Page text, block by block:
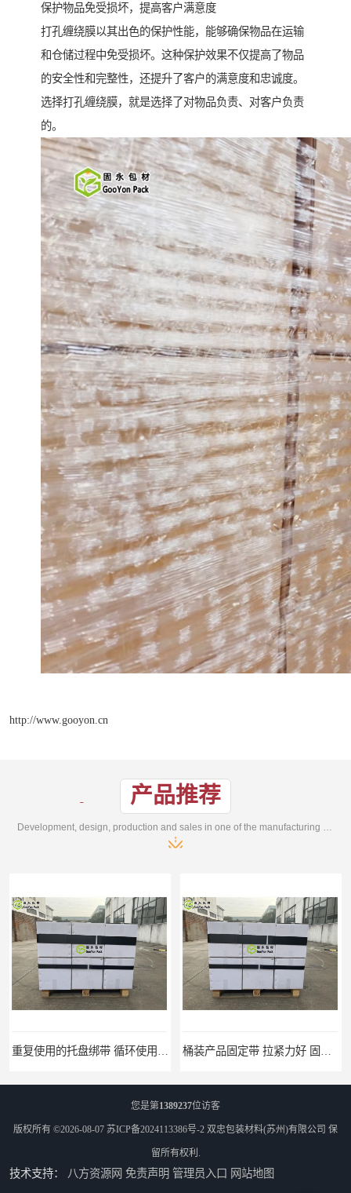
保护物品免受损坏，提高客户满意度
打孔缠绕膜以其出色的保护性能，能够确保物品在运输
和仓储过程中免受损坏。这种保护效果不仅提高了物品
的安全性和完整性，还提升了客户的满意度和忠诚度。
选择打孔缠绕膜，就是选择了对物品负责、对客户负责
的。
http://www.gooyon.cn
产品推荐
Development, design, production and sales in one of the manufacturing enterprises
重复使用的托盘绑带 循环使用 固永包材 桶装产品固定带 拉紧力好 固永包材
您是第1389237位访客
版权所有 ©2026-08-07 苏ICP备2024113386号-2 双忠包装材料(苏州)有限公司 保
留所有权利.
技术支持： 八方资源网 免责声明 管理员入口 网站地图